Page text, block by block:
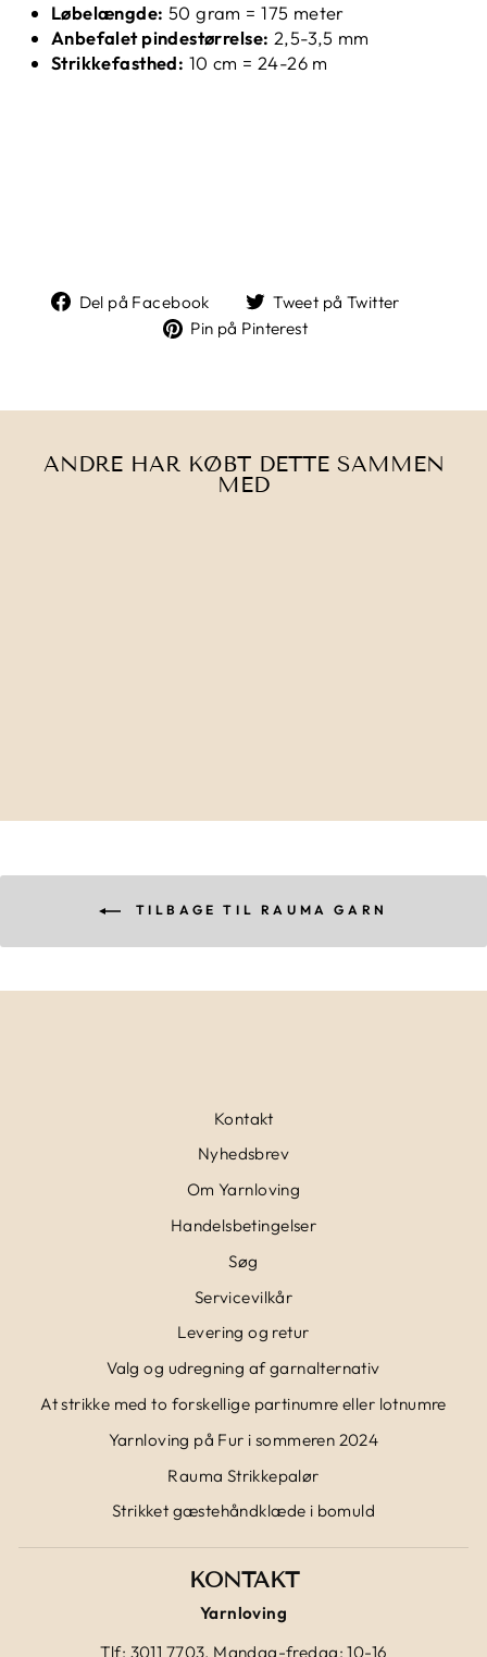
Løbelængde: 50 gram = 175 meter
Anbefalet pindestørrelse: 2,5-3,5 mm
Strikkefasthed: 10 cm = 24-26 m
Del på Facebook
Del
på
Tweet på Twitter
Pin på Pinterest
ANDRE HAR KØBT DETTE SAMMEN
MED
TILBAGE TIL RAUMA GARN
Kontakt
Nyhedsbrev
Om Yarnloving
Handelsbetingelser
Søg
Servicevilkår
Levering og retur
Valg og udregning af garnalternativ
At strikke med to forskellige partinumre eller lotnumre
Yarnloving på Fur i sommeren 2024
Rauma Strikkepalør
Strikket gæstehåndklæde i bomuld
KONTAKT
Yarnloving
Tlf: 3011 7703. Mandag-fredag: 10-16